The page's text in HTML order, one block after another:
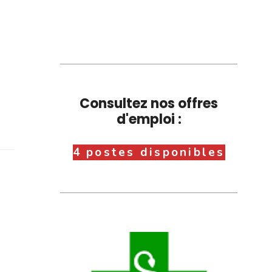
Consultez nos offres
d'emploi :
4 postes disponibles